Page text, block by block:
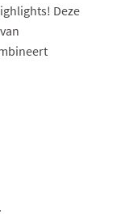
Deze